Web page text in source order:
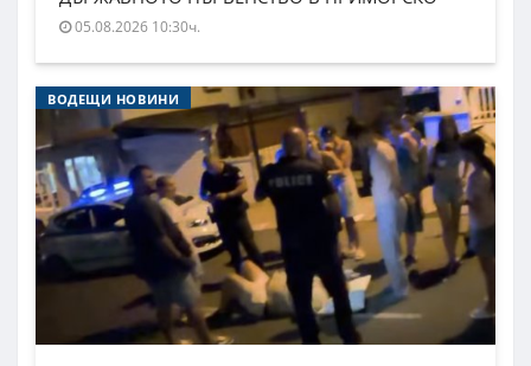
05.08.2026 10:30ч.
ВОДЕЩИ НОВИНИ